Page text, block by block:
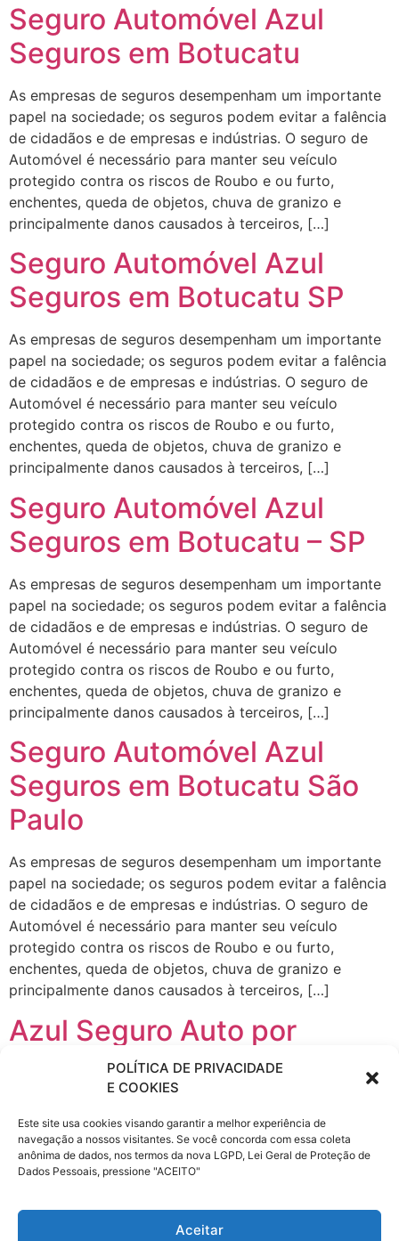
POLÍTICA DE PRIVACIDADE
E COOKIES
Este site usa cookies visando garantir a melhor experiência de
navegação a nossos visitantes. Se você concorda com essa coleta
anônima de dados, nos termos da nova LGPD, Lei Geral de Proteção de
Dados Pessoais, pressione "ACEITO"
Aceitar
Seguro Automóvel Azul
Seguros em Botucatu
As empresas de seguros desempenham um importante
papel na sociedade; os seguros podem evitar a falência
de cidadãos e de empresas e indústrias. O seguro de
Automóvel é necessário para manter seu veículo
protegido contra os riscos de Roubo e ou furto,
enchentes, queda de objetos, chuva de granizo e
principalmente danos causados à terceiros, […]
Seguro Automóvel Azul
Seguros em Botucatu SP
As empresas de seguros desempenham um importante
papel na sociedade; os seguros podem evitar a falência
de cidadãos e de empresas e indústrias. O seguro de
Automóvel é necessário para manter seu veículo
protegido contra os riscos de Roubo e ou furto,
enchentes, queda de objetos, chuva de granizo e
principalmente danos causados à terceiros, […]
Seguro Automóvel Azul
Seguros em Botucatu – SP
As empresas de seguros desempenham um importante
papel na sociedade; os seguros podem evitar a falência
de cidadãos e de empresas e indústrias. O seguro de
Automóvel é necessário para manter seu veículo
protegido contra os riscos de Roubo e ou furto,
enchentes, queda de objetos, chuva de granizo e
principalmente danos causados à terceiros, […]
Seguro Automóvel Azul
Seguros em Botucatu São
Paulo
As empresas de seguros desempenham um importante
papel na sociedade; os seguros podem evitar a falência
de cidadãos e de empresas e indústrias. O seguro de
Automóvel é necessário para manter seu veículo
protegido contra os riscos de Roubo e ou furto,
enchentes, queda de objetos, chuva de granizo e
principalmente danos causados à terceiros, […]
Azul Seguro Auto por
assinatura – Cascavel (PR)
Empresarial na Paraná PR, Seguro de Condomínio na
Paraná PR. As empresas de seguros desempenham um
importante papel na sociedade; os seguros podem
indústrias. O seguro de Automóvel é necessário para
manter seu veículo protegido contra os riscos de Roubo